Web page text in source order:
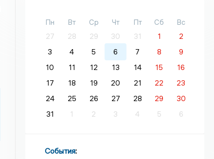
Пн Вт Ср Чт Пт Сб
Вс
27
28 29 30 31 1
2
3
4 5 6 7 8
9
10
11 12 13 14 15
16
17
18 19 20 21 22
23
24
25 26 27 28 29
30
31
1 2 3 4 5 6
События: